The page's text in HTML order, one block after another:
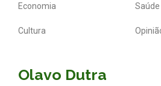
Economia Saúde
Cultura
Olavo Dutra